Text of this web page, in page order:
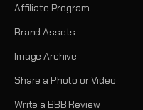
Affiliate Program
Brand Assets
Image Archive
Share a Photo or Video
Write a BBB Review